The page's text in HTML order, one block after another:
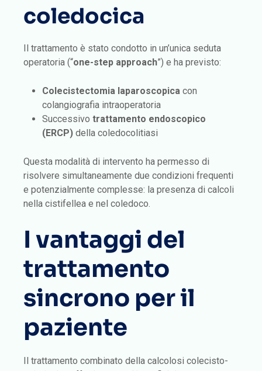
coledocica
Il trattamento è stato condotto in un’unica seduta
operatoria (“one-step approach”) e ha previsto:
Colecistectomia laparoscopica con
colangiografia intraoperatoria
Successivo trattamento endoscopico
(ERCP) della coledocolitiasi
Questa modalità di intervento ha permesso di
risolvere simultaneamente due condizioni frequenti
e potenzialmente complesse: la presenza di calcoli
nella cistifellea e nel coledoco.
I vantaggi del
trattamento
sincrono per il
paziente
Il trattamento combinato della calcolosi colecisto-